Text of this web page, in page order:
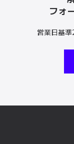
フォ
営業日基